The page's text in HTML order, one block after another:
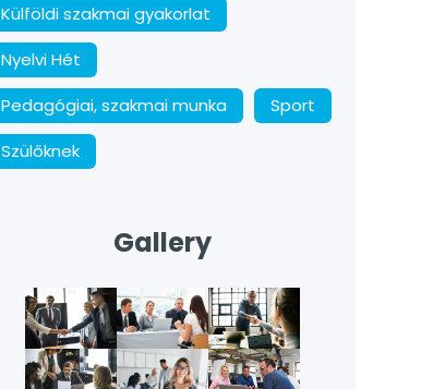
Külföldi szakmai gyakorlat
Nyelvi Hét
Pedagógiai, szakmai munka
Sport
Szülőknek
Gallery